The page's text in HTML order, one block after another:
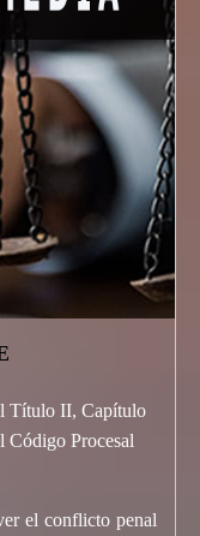
Título II, Capítulo
Código Procesal
el conflicto penal